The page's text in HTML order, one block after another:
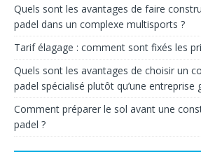
Quels sont les avantages de faire
padel dans un complexe multisports ?
Tarif élagage : comment sont fixés les
Quels sont les avantages de choisir un
padel spécialisé plutôt qu’une entreprise
Comment préparer le sol avant une
padel ?